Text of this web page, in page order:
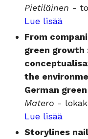
Pietiläinen -
Lue lisää
From
green growth
the
German
Matero -
Lue lisää
Storylines